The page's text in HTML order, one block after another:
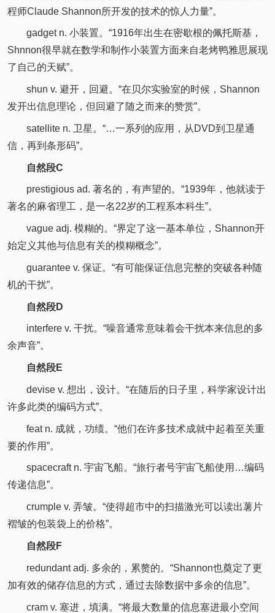
程师Claude Shannon所开发的技术的惊人力量”。
gadget n. 小装置。“1916年出生在密歇根的佩托斯基，
Shnnon很早就在数学和制作小装置方面来自老烤鸭雅思展现
了自己的天赋”。
shun v. 避开，回避。“在贝尔实验室的时候，Shannon
发开出信息理论，但回避了随之而来的赞赏”。
satellite n. 卫星。“…一系列的应用，从DVD到卫星通
信，再到条形码”。
自然段C
prestigious ad. 著名的，有声望的。“1939年，他就读于
著名的麻省理工，是一名22岁的工程系本科生”。
vague adj. 模糊的。“界定了这一基本单位，Shannon开
始定义其他与信息有关的模糊概念”。
guarantee v. 保证。“有可能保证信息完整的突破各种随
机的干扰”。
自然段D
interfere v. 干扰。“噪音通常意味着会干扰本来信息的多
余声音”。
自然段E
devise v. 想出，设计。“在随后的日子里，科学家设计出
许多此类的编码方式”。
feat n. 成就，功绩。“他们在许多技术成就中起着至关重
要的作用”。
spacecraft n. 宇宙飞船。“旅行者号宇宙飞船使用…编码
传递信息”。
crumple v. 弄皱。“使得超市中的扫描激光可以读出薯片
褶皱的包装袋上的价格”。
自然段F
redundant adj. 多余的，累赘的。“Shannon也奠定了更
加有效的储存信息的方式，通过去除数据中多余的信息”。
cram v. 塞进，填满。“将最大数量的信息塞进最小空间